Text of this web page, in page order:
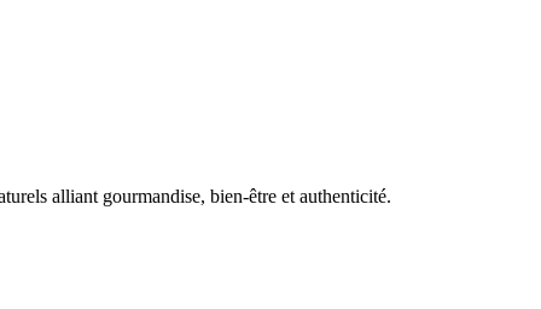
alliant gourmandise, bien-être et authenticité.